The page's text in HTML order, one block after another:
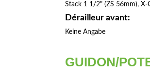
Stack 1 1/2" (ZS 56mm),
Dérailleur avant:
Keine Angabe
GUIDON/